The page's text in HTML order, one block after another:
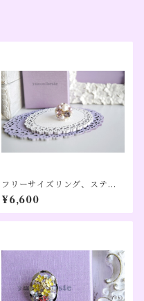
フリーサイズリング、ステン
レス、アレルギー対応、トル
マリンカラー（１０月誕生日
カラー）【Pon】
¥6,600